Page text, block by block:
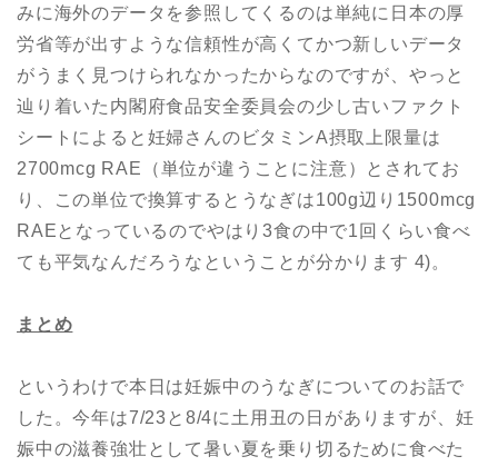
みに海外のデータを参照してくるのは単純に日本の厚
労省等が出すような信頼性が高くてかつ新しいデータ
がうまく見つけられなかったからなのですが、やっと
辿り着いた内閣府食品安全委員会の少し古いファクト
シートによると妊婦さんのビタミンA摂取上限量は
2700mcg RAE（単位が違うことに注意）とされてお
り、この単位で換算するとうなぎは100g辺り1500mcg
RAEとなっているのでやはり3食の中で1回くらい食べ
ても平気なんだろうなということが分かります 4)。
まとめ
というわけで本日は妊娠中のうなぎについてのお話で
した。今年は7/23と8/4に土用丑の日がありますが、妊
娠中の滋養強壮として暑い夏を乗り切るために食べた